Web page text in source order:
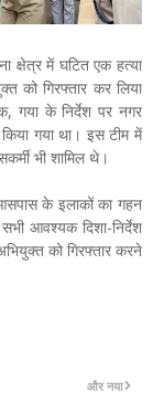
क्षेत्र में घटित एक हत्या
को गिरफ्तार कर लिया
गया के निर्देश पर नगर
गया था। इस टीम में
भी शामिल थे।
के इलाकों का गहन
आवश्यक दिशा-निर्देश
को गिरफ्तार करने
और नया